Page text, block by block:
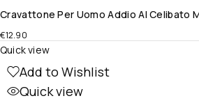
Cravattone Per Uomo Addio Al Celibato
€12.90
Add to Wishlist
Quick view
Quick view